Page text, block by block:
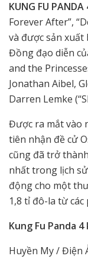
KUNG FU PANDA
Forever After”,
và được sản xuất
Đồng đạo diễn
and the
Jonathan Aibel,
Darren Lemke
Được ra mắt vào
tiên nhận đề cử
cũng đã trở
nhất trong lịch
động cho một
1,8 tỉ đô-la từ
Kung Fu Panda
Huyền My / Điện